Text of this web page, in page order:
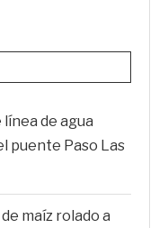
de agua
puente Paso Las
maíz rolado a